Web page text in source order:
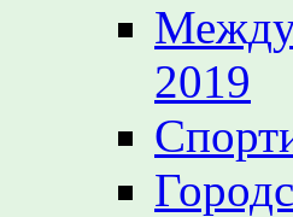
2019